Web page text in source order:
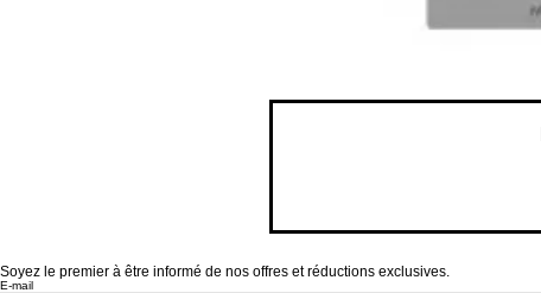
Soyez le premier à être informé de nos offres et réductions exclusives.
E-mail